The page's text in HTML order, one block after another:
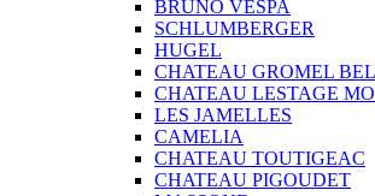
BRUNO VESPA
SCHLUMBERGER
HUGEL
CHATEAU GROMEL
CHATEAU LESTAGE
LES JAMELLES
CAMELIA
CHATEAU TOUTIGEAC
CHATEAU PIGOUDET